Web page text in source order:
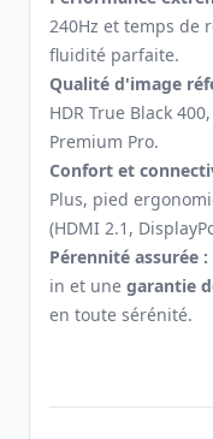
240Hz et temps de
fluidité parfaite.
Qualité d'image
HDR True Black
Premium Pro.
Confort et
Plus, pied
(HDMI 2.1,
Pérennité assurée :
in et une garantie
en toute sérénité.